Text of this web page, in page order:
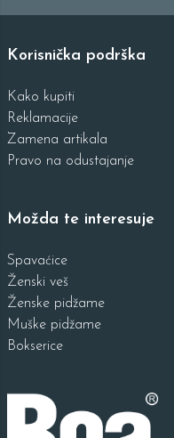
Korisnička podrška
Kako kupiti
Reklamacije
Zamena artikala
Pravo na odustajanje
Možda te interesuje
Spavaćice
Ženski veš
Ženske pidžame
Muške pidžame
Bokserice